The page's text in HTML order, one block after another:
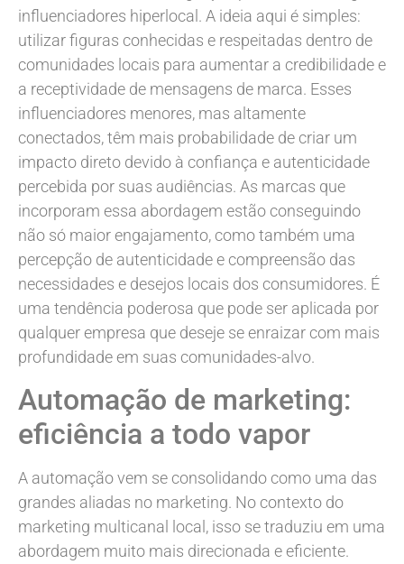
influenciadores hiperlocal. A ideia aqui é simples:
utilizar figuras conhecidas e respeitadas dentro de
comunidades locais para aumentar a credibilidade e
a receptividade de mensagens de marca. Esses
influenciadores menores, mas altamente
conectados, têm mais probabilidade de criar um
impacto direto devido à confiança e autenticidade
percebida por suas audiências. As marcas que
incorporam essa abordagem estão conseguindo
não só maior engajamento, como também uma
percepção de autenticidade e compreensão das
necessidades e desejos locais dos consumidores. É
uma tendência poderosa que pode ser aplicada por
qualquer empresa que deseje se enraizar com mais
profundidade em suas comunidades-alvo.
Automação de marketing:
eficiência a todo vapor
A automação vem se consolidando como uma das
grandes aliadas no marketing. No contexto do
marketing multicanal local, isso se traduziu em uma
abordagem muito mais direcionada e eficiente.